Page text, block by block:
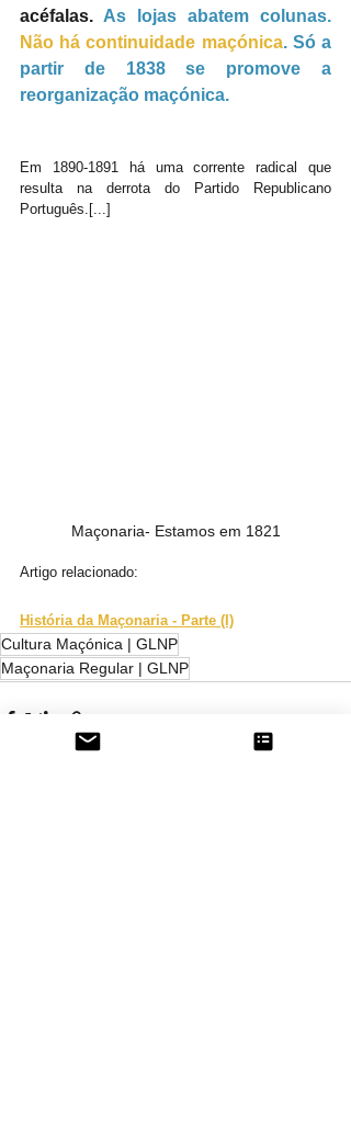
acéfalas.
Não há continuidade maçónica. Só a
partir de 1838 se promove a
reorganização maçónica.
Em 1890-1891 há uma corrente radical que
resulta na derrota do Partido Republicano
Português.[...]
Maçonaria- Estamos em 1821
Artigo relacionado:
História da Maçonaria - Parte (I)
Cultura Maçónica | GLNP
Maçonaria Regular | GLNP